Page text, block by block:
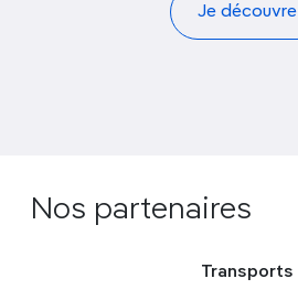
Je découvre
Nos partenaires
Transports